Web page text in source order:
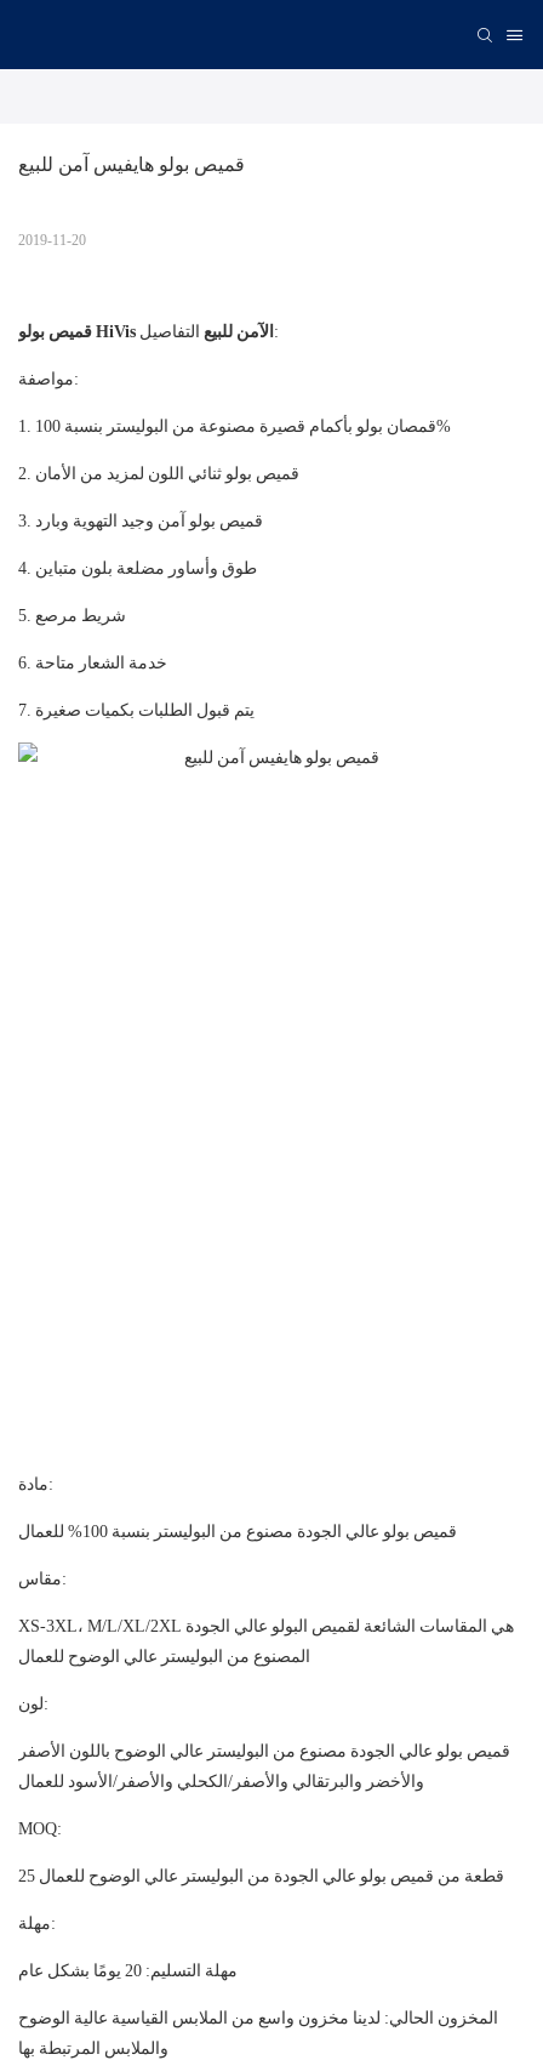
قميص بولو هايفيس آمن للبيع
2019-11-20
قميص بولو HiVis الآمن للبيع التفاصيل:
مواصفة:
1. قمصان بولو بأكمام قصيرة مصنوعة من البوليستر بنسبة 100%
2. قميص بولو ثنائي اللون لمزيد من الأمان
3. قميص بولو آمن وجيد التهوية وبارد
4. طوق وأساور مضلعة بلون متباين
5. شريط مرصع
6. خدمة الشعار متاحة
7. يتم قبول الطلبات بكميات صغيرة
مادة:
قميص بولو عالي الجودة مصنوع من البوليستر بنسبة 100% للعمال
مقاس:
XS-3XL، M/L/XL/2XL هي المقاسات الشائعة لقميص البولو عالي الجودة
المصنوع من البوليستر عالي الوضوح للعمال
لون:
قميص بولو عالي الجودة مصنوع من البوليستر عالي الوضوح باللون الأصفر
والأخضر والبرتقالي والأصفر/الكحلي والأصفر/الأسود للعمال
MOQ:
25 قطعة من قميص بولو عالي الجودة من البوليستر عالي الوضوح للعمال
مهلة:
مهلة التسليم: 20 يومًا بشكل عام
المخزون الحالي: لدينا مخزون واسع من الملابس القياسية عالية الوضوح
والملابس المرتبطة بها